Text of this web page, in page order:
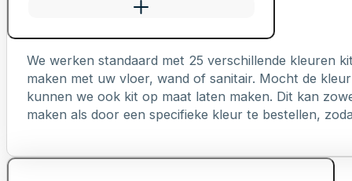
We werken standaard met 25 verschillende kleuren
maken met uw vloer, wand of sanitair. Mocht de
kunnen we ook kit op maat laten maken. Dit kan
maken als door een specifieke kleur te bestellen,